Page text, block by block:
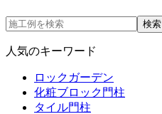
検索
人気のキーワード
ロックガーデン
化粧ブロック門柱
タイル門柱